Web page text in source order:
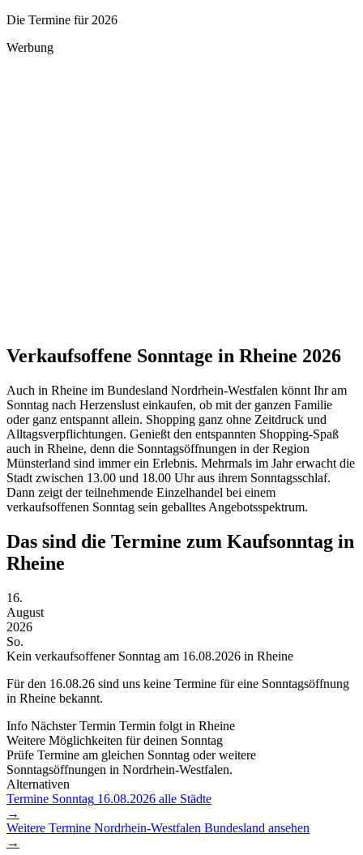
Die Termine für 2026
Werbung
Verkaufsoffene Sonntage in Rheine 2026
Auch in Rheine im Bundesland Nordrhein-Westfalen könnt Ihr am
Sonntag nach Herzenslust einkaufen, ob mit der ganzen Familie
oder ganz entspannt allein. Shopping ganz ohne Zeitdruck und
Alltagsverpflichtungen. Genießt den entspannten Shopping-Spaß
auch in Rheine, denn die Sonntagsöffnungen in der Region
Münsterland sind immer ein Erlebnis. Mehrmals im Jahr erwacht die
Stadt zwischen 13.00 und 18.00 Uhr aus ihrem Sonntagsschlaf.
Dann zeigt der teilnehmende Einzelhandel bei einem
verkaufsoffenen Sonntag sein geballtes Angebotsspektrum.
Das sind die Termine zum Kaufsonntag in
Rheine
16.
August
2026
So.
Kein verkaufsoffener Sonntag am 16.08.2026 in Rheine
Für den 16.08.26 sind uns keine Termine für eine Sonntagsöffnung
in Rheine bekannt.
Info Nächster Termin Termin folgt in Rheine
Weitere Möglichkeiten für deinen Sonntag
Prüfe Termine am gleichen Sonntag oder weitere
Sonntagsöffnungen in Nordrhein-Westfalen.
Alternativen
Termine Sonntag 16.08.2026 alle Städte
→
Weitere Termine Nordrhein-Westfalen Bundesland ansehen
→